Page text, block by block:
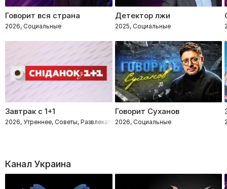
Говорит вся страна
2026, Социальные
Детектор лжи
2025, Социальные
Завтрак с 1+1
2026, Утреннее, Советы, Развлекательное, Социальные
Говорит Суханов
2026, Социальные
Канал Украина